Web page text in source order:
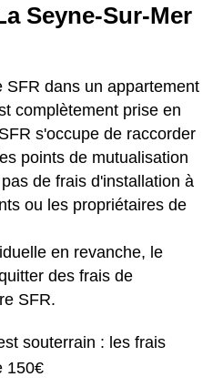
Seyne-Sur-Mer
SFR dans un appartement
complètement prise en
s'occupe de raccorder
points de mutualisation
de frais d'installation à
ou les propriétaires de
en revanche, le
des frais de
SFR.
souterrain : les frais
150€